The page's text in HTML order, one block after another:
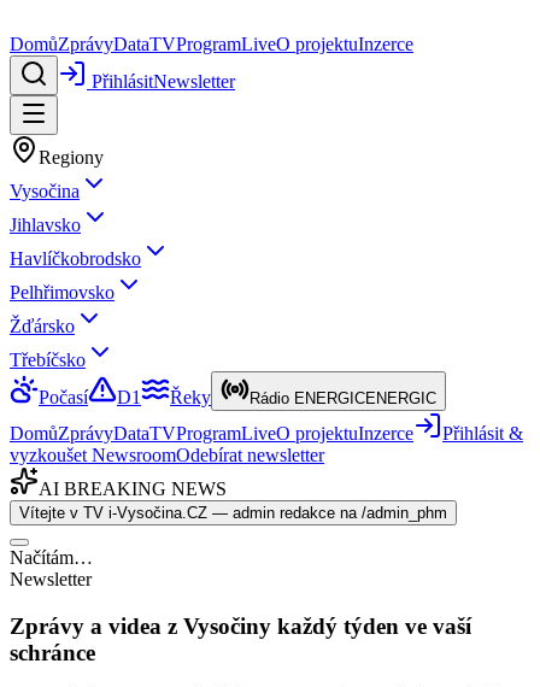
DomůZprávyDataTVProgramLiveO projektuInzerce
PřihlásitNewsletter
Regiony
Vysočina
Jihlavsko
Havlíčkobrodsko
Pelhřimovsko
Žďársko
Třebíčsko
Počasí
D1 Řeky Rádio ENERGICENERGIC
DomůZprávyDataTVProgramLiveO projektuInzerce
Přihlásit &
vyzkoušet NewsroomOdebírat newsletter
AI BREAKING NEWS
Vítejte v TV i-Vysočina.CZ — admin redakce na /admin_phm
Načítám…
Newsletter
Zprávy a videa z Vysočiny každý týden ve vaší
schránce